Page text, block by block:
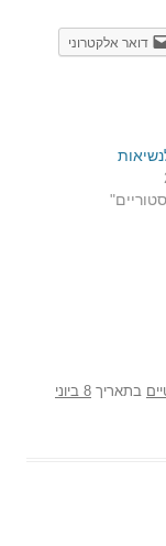
דואר אלקטרוני
בתאריך
8 ביוני